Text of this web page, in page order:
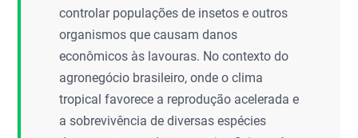
controlar populações de insetos e outros
organismos que causam danos
econômicos às lavouras. No contexto do
agronegócio brasileiro, onde o clima
tropical favorece a reprodução acelerada e
a sobrevivência de diversas espécies